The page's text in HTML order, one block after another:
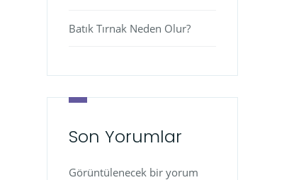
Batık Tırnak Neden Olur?
Son Yorumlar
Görüntülenecek bir yorum